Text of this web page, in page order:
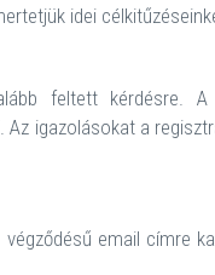
idei
feltett kérdésre.
Az igazolásokat a
email címre